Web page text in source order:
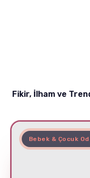
Fikir, İlham ve
Bebek & Çocuk